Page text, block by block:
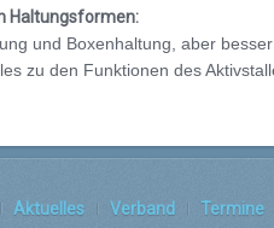
Haltungsformen:
und Boxenhaltung, aber
zu den Funktionen des
Aktuelles Verband Termine